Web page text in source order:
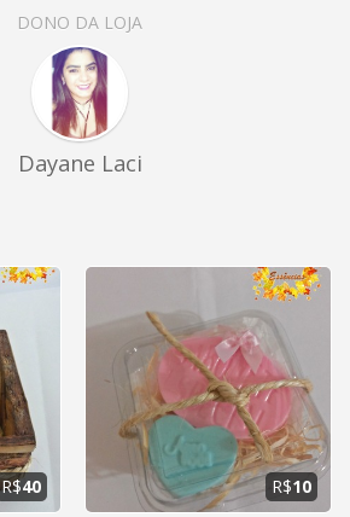
DONO DA LOJA
Dayane Laci
R$40 R$10